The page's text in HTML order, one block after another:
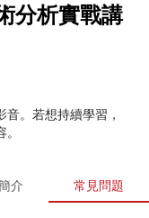
分析實戰講
。若想持續學習，
介 常見問題